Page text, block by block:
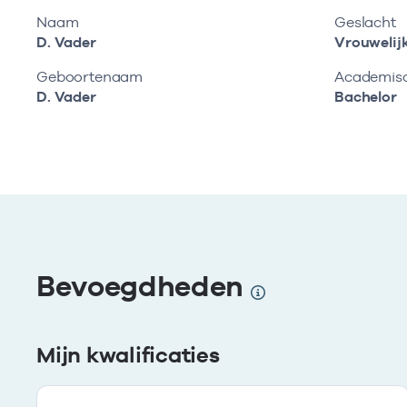
Naam
D. Vader
Geboortenaam
D. Vader
Geslacht
Bachelor
Bevoegdheden
Mijn kwalificaties